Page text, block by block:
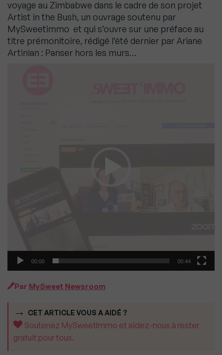
voyage au Zimbabwe dans le cadre de son projet
Artist in the Bush, un ouvrage soutenu par
MySweetimmo et qui s’ouvre sur une préface au
titre prémonitoire, rédigé l’été dernier par Ariane
Artinian : Panser hors les murs…
00:00 00:44
Par MySweet Newsroom
CET ARTICLE VOUS A AIDÉ ?
Soutenez MySweetImmo et aidez-nous à rester
gratuit pour tous.